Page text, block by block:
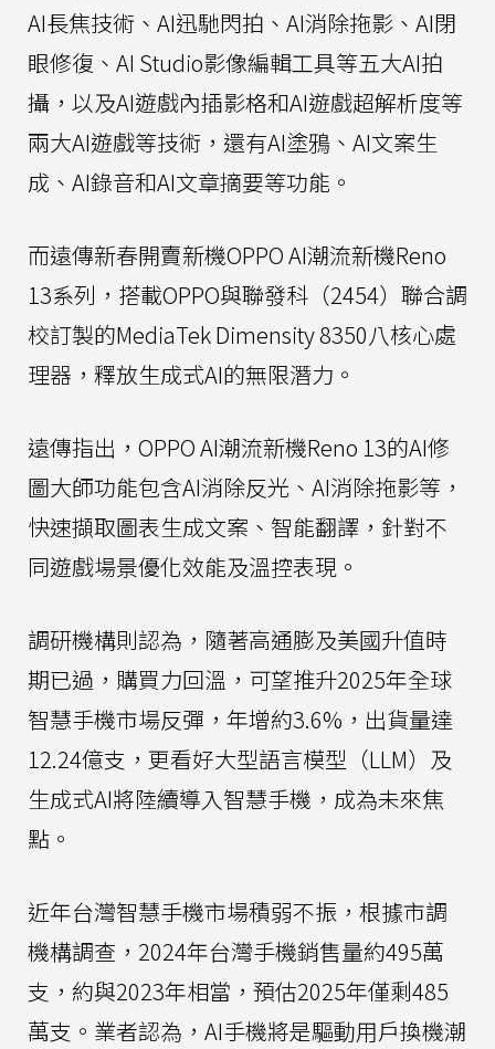
AI長焦技術、AI迅馳閃拍、AI消除拖影、AI閉
眼修復、AI Studio影像編輯工具等五大AI拍
攝，以及AI遊戲內插影格和AI遊戲超解析度等
兩大AI遊戲等技術，還有AI塗鴉、AI文案生
成、AI錄音和AI文章摘要等功能。
而遠傳新春開賣新機OPPO AI潮流新機Reno
13系列，搭載OPPO與聯發科（2454）聯合調
校訂製的MediaTek Dimensity 8350八核心處
理器，釋放生成式AI的無限潛力。
遠傳指出，OPPO AI潮流新機Reno 13的AI修
圖大師功能包含AI消除反光、AI消除拖影等，
快速擷取圖表生成文案、智能翻譯，針對不
同遊戲場景優化效能及溫控表現。
調研機構則認為，隨著高通膨及美國升值時
期已過，購買力回溫，可望推升2025年全球
智慧手機市場反彈，年增約3.6%，出貨量達
12.24億支，更看好大型語言模型（LLM）及
生成式AI將陸續導入智慧手機，成為未來焦
點。
近年台灣智慧手機市場積弱不振，根據市調
機構調查，2024年台灣手機銷售量約495萬
支，約與2023年相當，預估2025年僅剩485
萬支。業者認為，AI手機將是驅動用戶換機潮